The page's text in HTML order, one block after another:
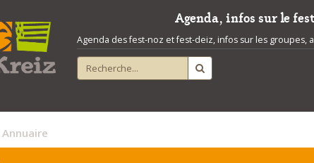
Agenda, infos sur le
Agenda des fest-noz et fest-deiz, infos sur les groupes,
Annuaire